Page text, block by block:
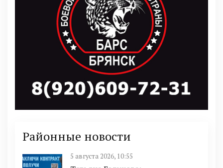
Районные новости
5 августа 2026, 10:55